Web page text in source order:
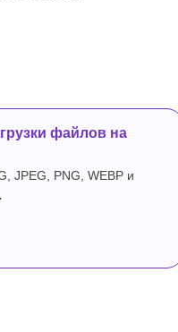
файлов на
JPEG, PNG, WEBP и